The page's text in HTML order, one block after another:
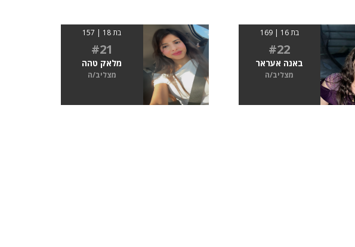
בת 16 | 169
#22
באנה אעראר
מצליב/ה
בת 18 | 157
#21
מלאק טהה
מצליב/ה